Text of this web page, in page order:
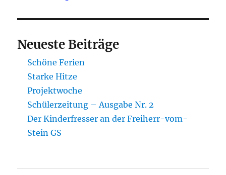
Neueste Beiträge
Schöne Ferien
Starke Hitze
Projektwoche
Schülerzeitung – Ausgabe Nr. 2
Der Kinderfresser an der Freiherr-vom-
Stein GS